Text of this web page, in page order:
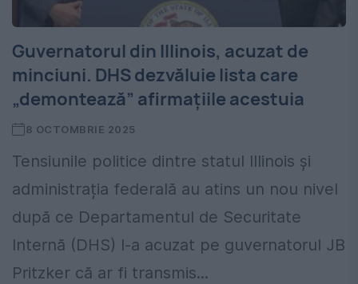
Guvernatorul din Illinois, acuzat de
minciuni. DHS dezvăluie lista care
„demontează” afirmațiile acestuia
8 OCTOMBRIE 2025
Tensiunile politice dintre statul Illinois și
administrația federală au atins un nou nivel
după ce Departamentul de Securitate
Internă (DHS) l-a acuzat pe guvernatorul JB
Pritzker că ar fi transmis...